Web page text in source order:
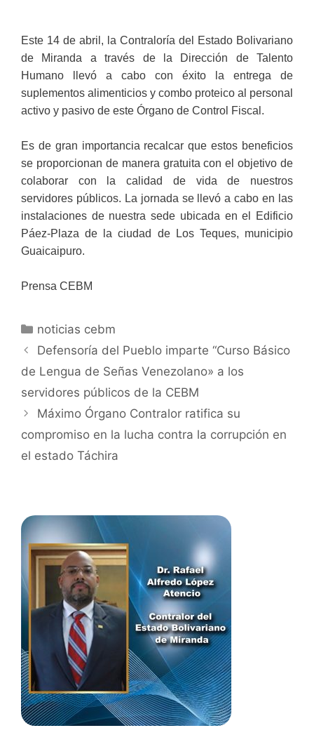
Este 14 de abril, la Contraloría del Estado Bolivariano
de Miranda a través de la Dirección de Talento
Humano llevó a cabo con éxito la entrega de
suplementos alimenticios y combo proteico al personal
activo y pasivo de este Órgano de Control Fiscal.
Es de gran importancia recalcar que estos beneficios
se proporcionan de manera gratuita con el objetivo de
colaborar con la calidad de vida de nuestros
servidores públicos. La jornada se llevó a cabo en las
instalaciones de nuestra sede ubicada en el Edificio
Páez-Plaza de la ciudad de Los Teques, municipio
Guaicaipuro.
Prensa CEBM
noticias cebm
Defensoría del Pueblo imparte “Curso Básico
de Lengua de Señas Venezolano» a los
servidores públicos de la CEBM
Máximo Órgano Contralor ratifica su
compromiso en la lucha contra la corrupción en
el estado Táchira